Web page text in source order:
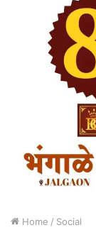
Home / Social